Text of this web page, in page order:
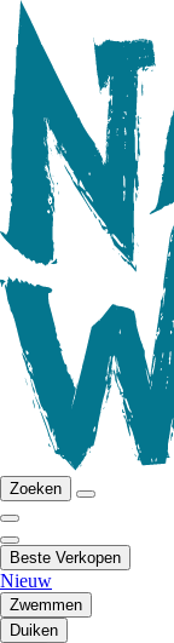
Zoeken
Beste Verkopen
Nieuw
Zwemmen
Duiken